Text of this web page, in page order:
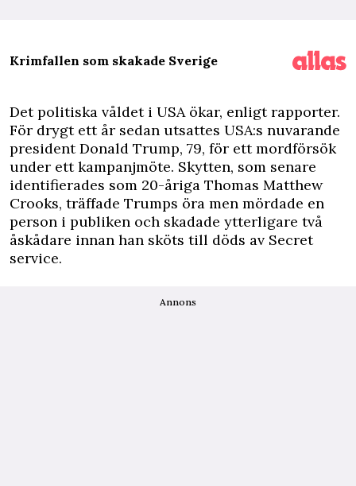
Krimfallen som skakade Sverige
Det politiska våldet i USA ökar, enligt rapporter.
För drygt ett år sedan utsattes USA:s nuvarande
president Donald Trump, 79, för ett mordförsök
under ett kampanjmöte. Skytten, som senare
identifierades som 20-åriga Thomas Matthew
Crooks, träffade Trumps öra men mördade en
person i publiken och skadade ytterligare två
åskådare innan han sköts till döds av Secret
service.
Annons